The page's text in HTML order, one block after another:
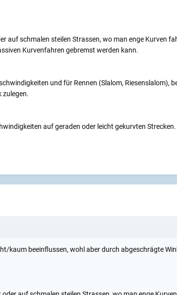
auf schmalen steilen Strassen, wo man enge Kurven
Kurvenfahren gebremst werden kann.
und für Rennen (Slalom, Riesenslalom),
zulegen.
auf geraden oder leicht gekurvten
kaum beeinflussen, wohl aber durch abgeschrägte